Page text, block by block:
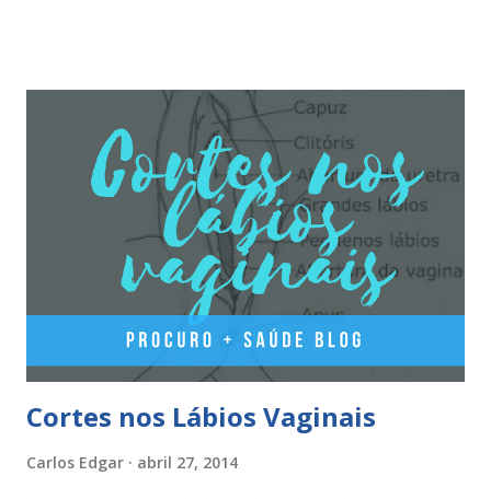
estradiol (estrogénio natural) e 2 mg de dienogest 17
comprimidos amarelo claros, contêm 2 mg de valerato de
estradiol (estrogénio natural) e 3 mg de dienogest 2
comprimidos vermelho escuros, contêm 1 mg de valerato
de estradiol (estrogénio natural) 2 comprimidos brancos
não têm hormonas (correspondem ao período de pausa).
Outros componentes: lactose mono-hidratada, amido de
Cortes nos Lábios Vaginais
Carlos Edgar abril 27, 2014